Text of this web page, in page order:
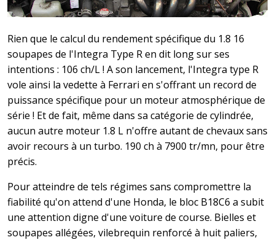
Rien que le calcul du rendement spécifique du 1.8 16
soupapes de l'Integra Type R en dit long sur ses
intentions : 106 ch/L ! A son lancement, l'Integra type R
vole ainsi la vedette à Ferrari en s'offrant un record de
puissance spécifique pour un moteur atmosphérique de
série ! Et de fait, même dans sa catégorie de cylindrée,
aucun autre moteur 1.8 L n'offre autant de chevaux sans
avoir recours à un turbo. 190 ch à 7900 tr/mn, pour être
précis.
Pour atteindre de tels régimes sans compromettre la
fiabilité qu'on attend d'une Honda, le bloc B18C6 a subit
une attention digne d'une voiture de course. Bielles et
soupapes allégées, vilebrequin renforcé à huit paliers,